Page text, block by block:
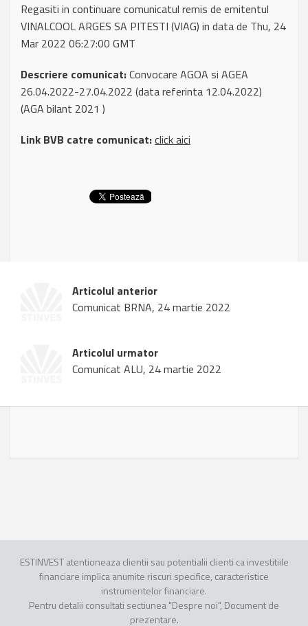
Regasiti in continuare comunicatul remis de emitentul
VINALCOOL ARGES SA PITESTI (VIAG) in data de Thu, 24
Mar 2022 06:27:00 GMT
Descriere comunicat:Convocare AGOA si AGEA
26.04.2022-27.04.2022 (data referinta 12.04.2022)
(AGA bilant 2021 )
Link BVB catre comunicat:click aici
Articolul anterior
Comunicat BRNA, 24 martie 2022
Articolul urmator
Comunicat ALU, 24 martie 2022
ESTINVEST atentioneaza clientii sau potentialii clienti ca investitiile
financiare implica anumite riscuri specifice, caracteristice
instrumentelor financiare.
Pentru detalii consultati sectiunea "Despre noi", Document de
prezentare.